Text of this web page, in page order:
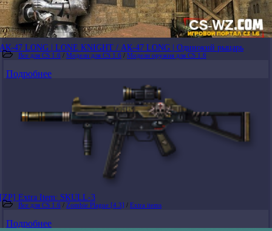
АК-47 LONG | LONE KNIGHT / АК-47 LONG | Одинокий рыцарь
Все для CS 1.6 / Модели для CS 1.6 / Модели оружия для CS 1.6
Подробнее
[ZP] Extra Item: SKULL-3
Все для CS 1.6 / Zombie Plague [4.3] / Extra items
Подробнее